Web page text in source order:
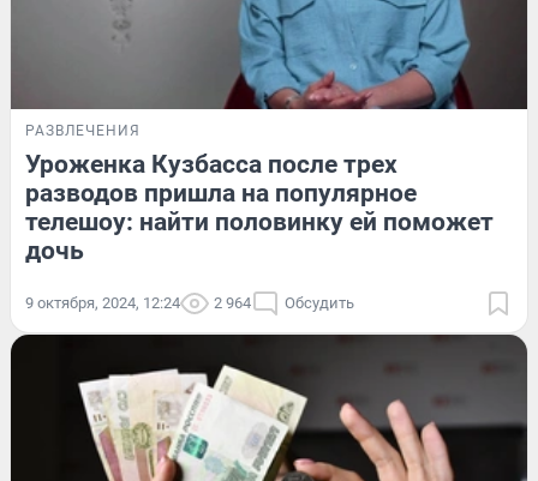
РАЗВЛЕЧЕНИЯ
Уроженка Кузбасса после трех
разводов пришла на популярное
телешоу: найти половинку ей поможет
дочь
9 октября, 2024, 12:24 2 964 Обсудить